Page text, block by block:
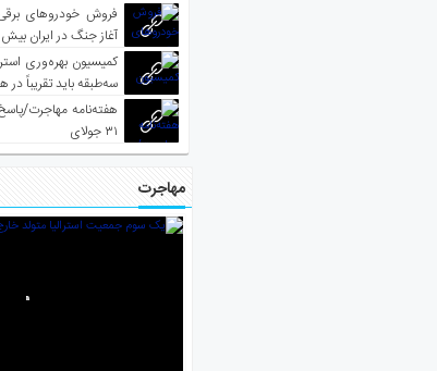
فروش خودروهای
آغاز جنگ در ایران بیش
کمیسیون بهره‌وری
سه‌طبقه باید تقریباً
هفته‌نامه مهاجرت/
۳۱ جولای
مهاجرت